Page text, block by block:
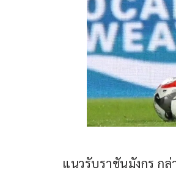
แนวรับราชันมังกร กล่